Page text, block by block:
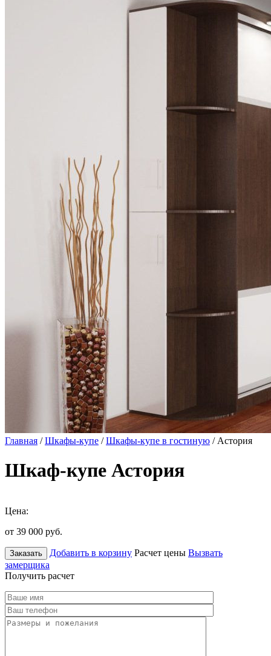
Главная /Шкафы-купе /Шкафы-купе в гостиную / Астория
Шкаф-купе Астория
Цена:
от 39 000 руб.
Заказать Добавить в корзину Расчет цены Вызвать
замерщика
Получить расчет